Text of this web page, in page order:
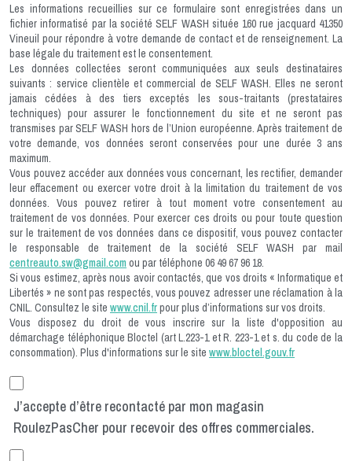
Les informations recueillies sur ce formulaire sont enregistrées dans un
fichier informatisé par la société SELF WASH située 160 rue jacquard 41350
Vineuil pour répondre à votre demande de contact et de renseignement. La
base légale du traitement est le consentement.
Les données collectées seront communiquées aux seuls destinataires
suivants : service clientèle et commercial de SELF WASH. Elles ne seront
jamais cédées à des tiers exceptés les sous-traitants (prestataires
techniques) pour assurer le fonctionnement du site et ne seront pas
transmises par SELF WASH hors de l’Union européenne. Après traitement de
votre demande, vos données seront conservées pour une durée 3 ans
maximum.
Vous pouvez accéder aux données vous concernant, les rectifier, demander
leur effacement ou exercer votre droit à la limitation du traitement de vos
données. Vous pouvez retirer à tout moment votre consentement au
traitement de vos données. Pour exercer ces droits ou pour toute question
sur le traitement de vos données dans ce dispositif, vous pouvez contacter
le responsable de traitement de la société SELF WASH par mail
centreauto.sw@gmail.com ou par téléphone 06 49 67 96 18.
Si vous estimez, après nous avoir contactés, que vos droits « Informatique et
Libertés » ne sont pas respectés, vous pouvez adresser une réclamation à la
CNIL. Consultez le site www.cnil.frpour plus d’informations sur vos droits.
Vous disposez du droit de vous inscrire sur la liste d'opposition au
démarchage téléphonique Bloctel (art L.223-1 et R. 223-1 et s. du code de la
consommation). Plus d'informations sur le site www.bloctel.gouv.fr
J’accepte d’être recontacté par mon magasin
RoulezPasCher pour recevoir des offres commerciales.